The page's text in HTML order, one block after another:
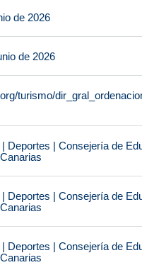
de 2026
de 2026
turismo/
Deportes | Consejería de
Deportes | Consejería de
Deportes | Consejería de